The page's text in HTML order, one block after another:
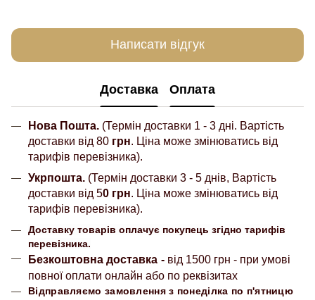
Написати відгук
Доставка Оплата
Нова Пошта. (Термін доставки 1 - 3 дні. Вартість
доставки від 80 грн. Ціна може змінюватись від
тарифів перевізника).
Укрпошта. (Термін доставки 3 - 5 днів, Вартість
доставки від 50 грн. Ціна може змінюватись від
тарифів перевізника).
Доставку товарів оплачує покупець згідно тарифів
перевізника.
Безкоштовна доставка - від 1500 грн - при умові
повної оплати онлайн або по реквізитах
Відправляємо замовлення з понеділка по п'ятницю